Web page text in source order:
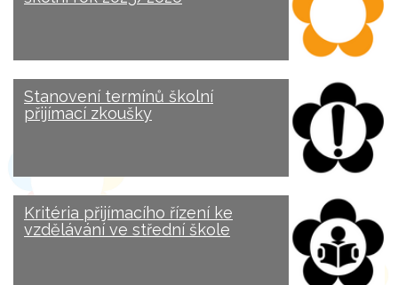
Stanovení termínů školní
přijímací zkoušky
Kritéria přijímacího řízení ke
vzdělávání ve střední škole